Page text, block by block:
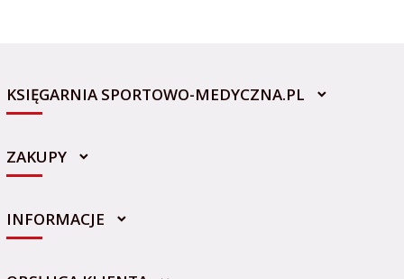
KSIĘGARNIA SPORTOWO-MEDYCZNA.PL
sklep@sportowo-medyczna.pl
ZAKUPY
INFORMACJE